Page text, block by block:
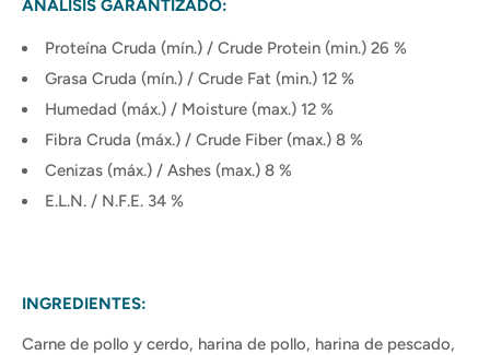
ANÁLISIS GARANTIZADO:
Proteína Cruda (mín.) / Crude Protein (min.) 26 %
Grasa Cruda (mín.) / Crude Fat (min.) 12 %
Humedad (máx.) / Moisture (max.) 12 %
Fibra Cruda (máx.) / Crude Fiber (max.) 8 %
Cenizas (máx.) / Ashes (max.) 8 %
E.L.N. / N.F.E. 34 %
INGREDIENTES:
Carne de pollo y cerdo, harina de pollo, harina de pescado,